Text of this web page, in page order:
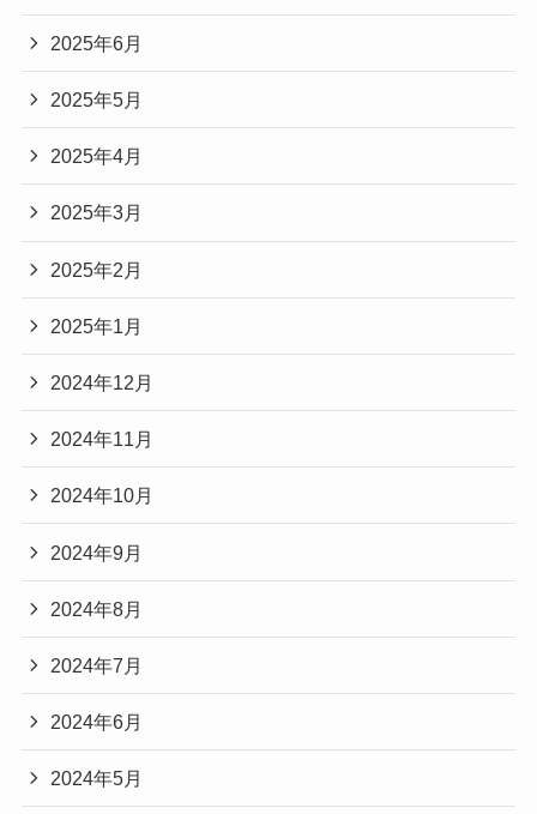
2025年6月
2025年5月
2025年4月
2025年3月
2025年2月
2025年1月
2024年12月
2024年11月
2024年10月
2024年9月
2024年8月
2024年7月
2024年6月
2024年5月